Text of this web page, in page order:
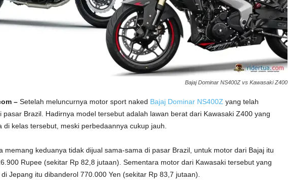
Bajaj Dominar NS400Z vs Kawasaki Z400
–Setelah meluncurnya motor sport naked Bajaj Dominar NS400Z yang telah
pasar Brazil. Hadirnya model tersebut adalah lawan berat dari Kawasaki Z400 yang
di kelas tersebut, meski perbedaannya cukup jauh.
memang keduanya tidak dijual sama-sama di pasar Brazil, untuk motor dari Bajaj itu
Rupee (sekitar Rp 82,8 jutaan). Sementara motor dari Kawasaki tersebut yang
Jepang itu dibanderol 770.000 Yen (sekitar Rp 83,7 jutaan).